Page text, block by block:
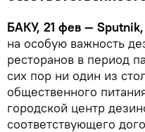
БАКУ, 21 фев — Sputnik,
на особую важность
ресторанов в период
сих пор ни один из
общественного
городской центр
соответствующего